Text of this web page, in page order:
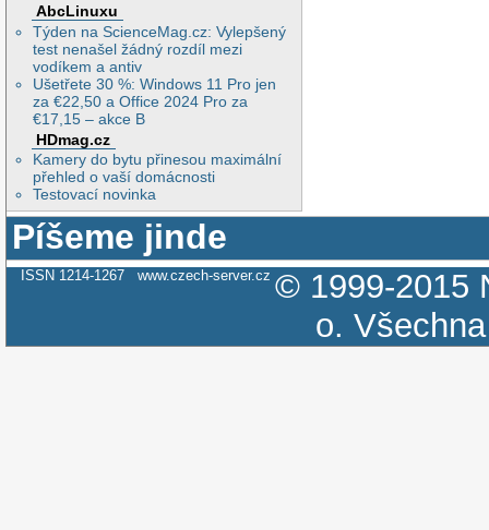
AbcLinuxu
Týden na ScienceMag.cz: Vylepšený
test nenašel žádný rozdíl mezi
vodíkem a antiv
Ušetřete 30 %: Windows 11 Pro jen
za €22,50 a Office 2024 Pro za
€17,15 – akce B
HDmag.cz
Kamery do bytu přinesou maximální
přehled o vaší domácnosti
Testovací novinka
Píšeme jinde
ISSN 1214-1267 www.czech-server.cz © 1999-2015
o.